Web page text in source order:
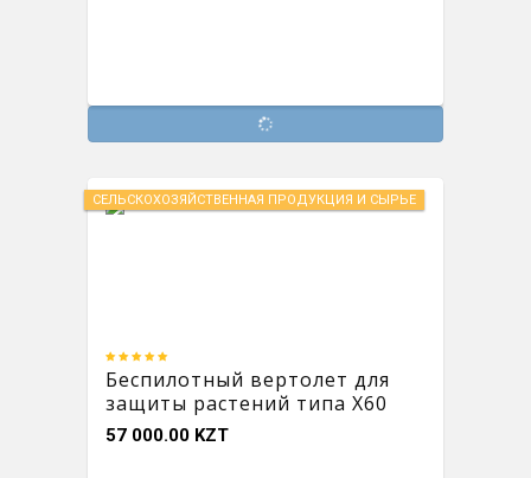
СЕЛЬСКОХОЗЯЙСТВЕННАЯ ПРОДУКЦИЯ И СЫРЬЕ
Беспилотный вертолет для
защиты растений типа X60
57 000.00 KZT